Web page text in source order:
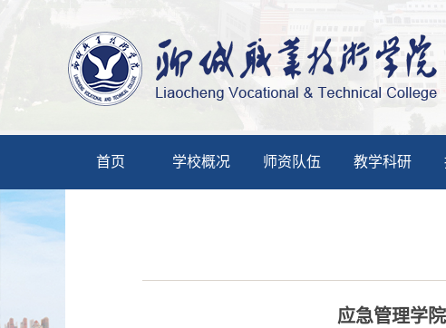
首页 学校概况 师资队伍 教学科研
应急管理学